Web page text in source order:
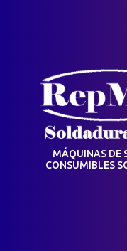
MÁQUINAS DE
CONSUMIBLES